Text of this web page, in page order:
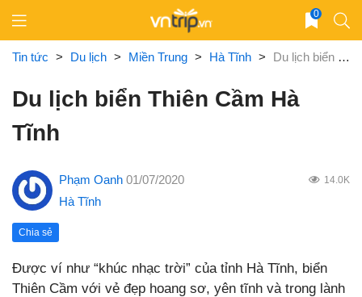
content
0
Tin tức > Du lịch > Miền Trung > Hà Tĩnh > Du lịch biển Thiên Cầm Hà Tĩnh
Du lịch biển Thiên Cầm Hà
Tĩnh
Phạm Oanh 01/07/2020 14.0K
Hà Tĩnh
Chia sẻ
Được ví như “khúc nhạc trời” của tỉnh Hà Tĩnh, biển
Thiên Cầm với vẻ đẹp hoang sơ, yên tĩnh và trong lành